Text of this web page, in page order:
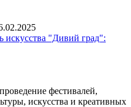
искусства "Дивий град":
фестивалей,
искусства и креативных